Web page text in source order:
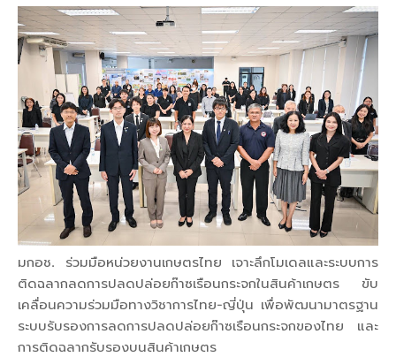
มกอช. ร่วมมือหน่วยงานเกษตรไทย เจาะลึกโมเดลและระบบการ
ติดฉลากลดการปลดปล่อยก๊าซเรือนกระจกในสินค้าเกษตร ขับ
เคลื่อนความร่วมมือทางวิชาการไทย-ญี่ปุ่น เพื่อพัฒนามาตรฐาน
ระบบรับรองการลดการปลดปล่อยก๊าซเรือนกระจกของไทย และ
การติดฉลากรับรองบนสินค้าเกษตร